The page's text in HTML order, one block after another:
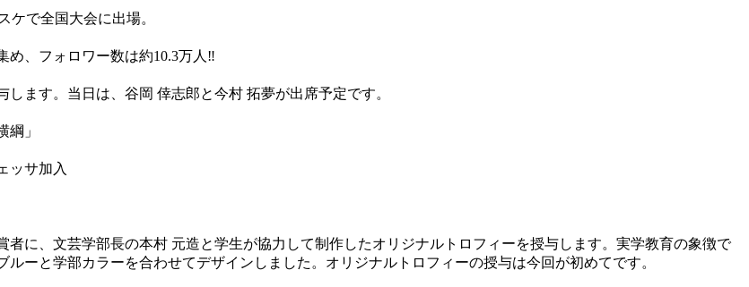
ケで全国大会に出場。
め、フォロワー数は約10.3万人‼
ます。当日は、谷岡 倖志郎と今村 拓夢が出席予定です。
」
ッサ加入
に、文芸学部長の本村 元造と学生が協力して制作したオリジナルトロフィーを授与します。実学教育の象徴で
ーと学部カラーを合わせてデザインしました。オリジナルトロフィーの授与は今回が初めてです。